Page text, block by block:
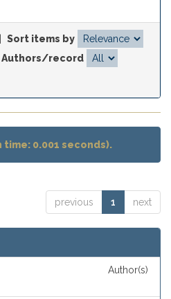
Sort items by
Authors/record
time: 0.001 seconds).
previous 1 next
Author(s)